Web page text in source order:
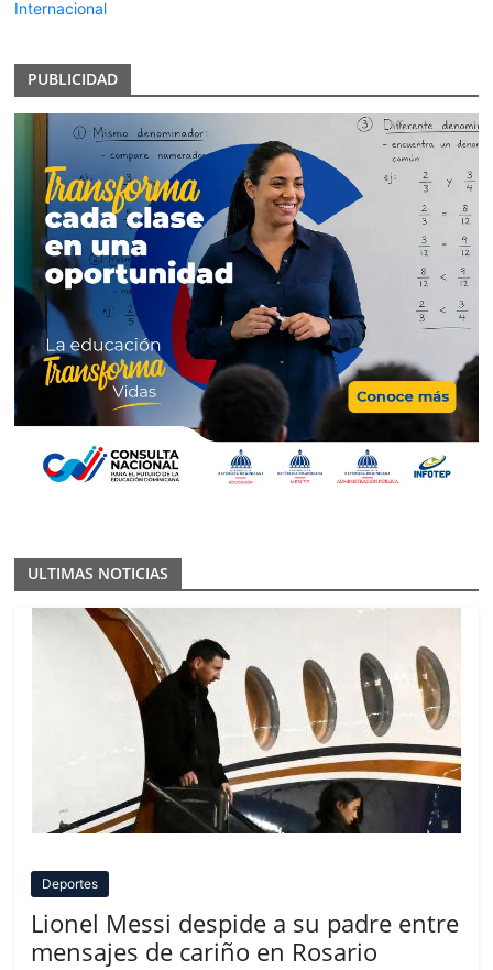
Internacional
PUBLICIDAD
ULTIMAS NOTICIAS
Deportes
Lionel Messi despide a su padre entre
mensajes de cariño en Rosario